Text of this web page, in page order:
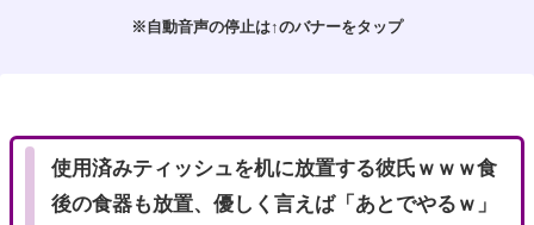
※自動音声の停止は↑のバナーをタップ
使用済みティッシュを机に放置する彼氏ｗｗｗ食
後の食器も放置、優しく言えば「あとでやるｗ」